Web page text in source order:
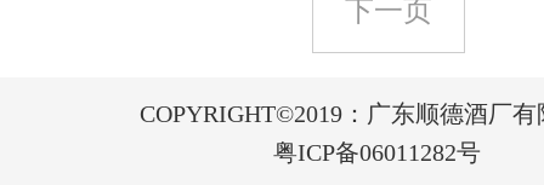
下一页
COPYRIGHT©2019：广东顺德酒厂
粤ICP备06011282号